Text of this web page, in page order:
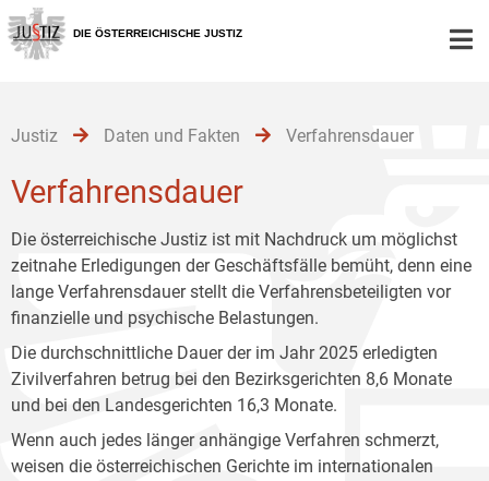
Zur
Hauptnavigation
[1]
Zum
Inhalt
[2]
Zum
Untermenü
[3]
DIE ÖSTERREICHISCHE JUSTIZ
Justiz Daten und Fakten Verfahrensdauer
Verfahrensdauer
Die österreichische Justiz ist mit Nachdruck um möglichst
zeitnahe Erledigungen der Geschäftsfälle bemüht, denn eine
lange Verfahrensdauer stellt die Verfahrensbeteiligten vor
finanzielle und psychische Belastungen.
Die durchschnittliche Dauer der im Jahr 2025 erledigten
Zivilverfahren betrug bei den Bezirksgerichten 8,6 Monate
und bei den Landesgerichten 16,3 Monate.
Wenn auch jedes länger anhängige Verfahren schmerzt,
weisen die österreichischen Gerichte im internationalen